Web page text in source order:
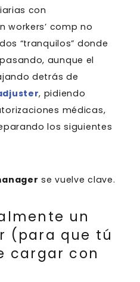
con
workers’ comp no
“tranquilos” donde
aunque el
detrás de
, pidiendo
médicas,
los siguientes
se vuelve clave.
un
(para que tú
cargar con